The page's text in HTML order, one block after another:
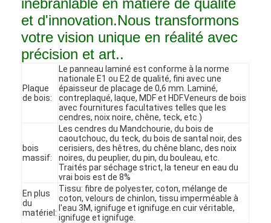
Accueil
Produits
inébranlable en matière de qualité
et d'innovation.Nous transformons
votre vision unique en réalité avec
précision et art..
Plaque
de bois:
Le panneau laminé est conforme à la norme
nationale E1 ou E2 de qualité, fini avec une
épaisseur de placage de 0,6 mm. Laminé,
contreplaqué, laque, MDF et HDF.Veneurs de bois
avec fournitures facultatives telles que les
cendres, noix noire, chêne, teck, etc.)
bois
massif:
Les cendres du Mandchourie, du bois de
caoutchouc, du teck, du bois de santal noir, des
cerisiers, des hêtres, du chêne blanc, des noix
noires, du peuplier, du pin, du bouleau, etc.
Traités par séchage strict, la teneur en eau du
vrai bois est de 8%
En plus
du
matériel:
Tissu: fibre de polyester, coton, mélange de
coton, velours de chinlon, tissu imperméable à
l'eau 3M, ignifuge et ignifuge.en cuir véritable,
ignifuge et ignifuge.